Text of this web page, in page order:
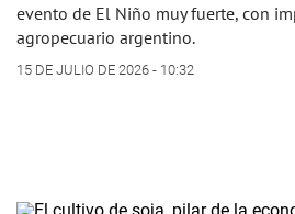
evento de El Niño muy fuerte, con
agropecuario argentino.
15 DE JULIO DE 2026 - 10:32